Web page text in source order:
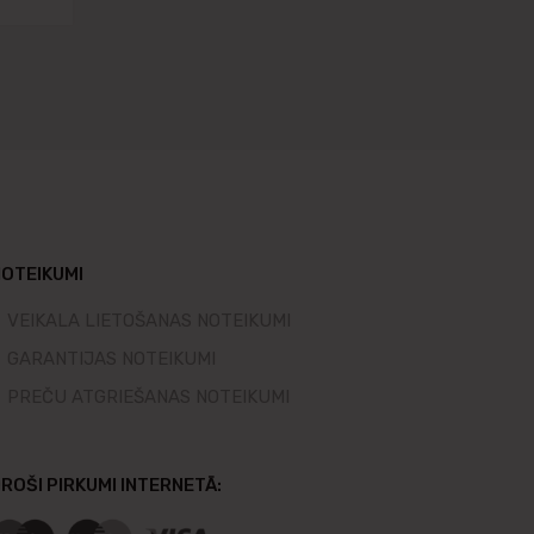
PIRKUMI INTERNETĀ: